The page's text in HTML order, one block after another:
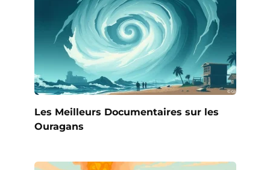
Les Meilleurs Documentaires sur les
Ouragans